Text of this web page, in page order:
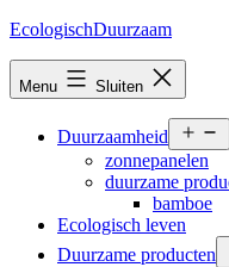
Ga
inhoud
EcologischDuurzaam
Menu Sluiten
Duurzaamheid
zonnepanelen
duurzame
bamboe
Ecologisch leven
Duurzame producten